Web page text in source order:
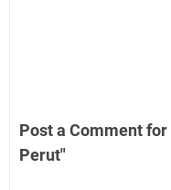
Post a Comment
Perut"